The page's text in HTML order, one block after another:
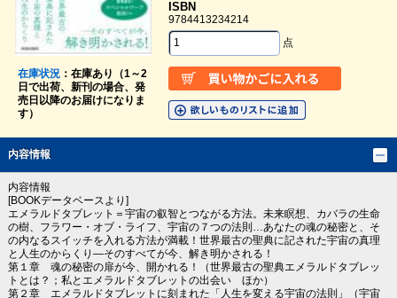
在庫状況：在庫あり（1～2
日で出荷、新刊の場合、発
売日以降のお届けになりま
す）
ISBN
9784413234214
点
内容情報
内容情報
[BOOKデータベースより]
エメラルドタブレット＝宇宙の叡智とつながる方法。未来瞑想、カバラの生命
の樹、フラワー・オブ・ライフ、宇宙の７つの法則…あなたの魂の秘密と、そ
の内なるスイッチを入れる方法が満載！世界最古の聖典に記された宇宙の真理
と人生のからくり―そのすべてが今、解き明かされる！
第１章 魂の秘密の扉が今、開かれる！（世界最古の聖典エメラルドタブレッ
トとは？；私とエメラルドタブレットの出会い ほか）
第２章 エメラルドタブレットに刻まれた「人生を変える宇宙の法則」（宇宙